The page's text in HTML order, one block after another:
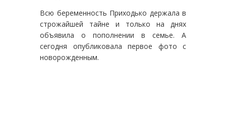
Всю беременность Приходько держала в
строжайшей тайне и только на днях
объявила о пополнении в семье. А
сегодня опубликовала первое фото с
новорожденным.